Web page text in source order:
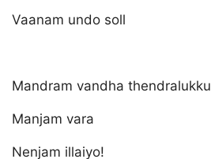
Vaanam undo soll
Mandram vandha thendralukku
Manjam vara
Nenjam illaiyo!